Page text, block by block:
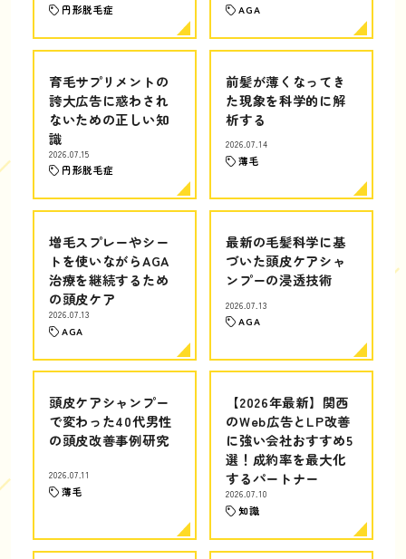
円形脱毛症 AGA
育毛サプリメントの
誇大広告に惑わされ
ないための正しい知
識
2026.07.15
円形脱毛症
前髪が薄くなってき
た現象を科学的に解
析する
2026.07.14
薄毛
増毛スプレーやシー
トを使いながらAGA
治療を継続するため
の頭皮ケア
2026.07.13
AGA
最新の毛髪科学に基
づいた頭皮ケアシャ
ンプーの浸透技術
2026.07.13
AGA
頭皮ケアシャンプー
で変わった40代男性
の頭皮改善事例研究
2026.07.11
薄毛
【2026年最新】関西
のWeb広告とLP改善
に強い会社おすすめ5
選！成約率を最大化
するパートナー
2026.07.10
知識